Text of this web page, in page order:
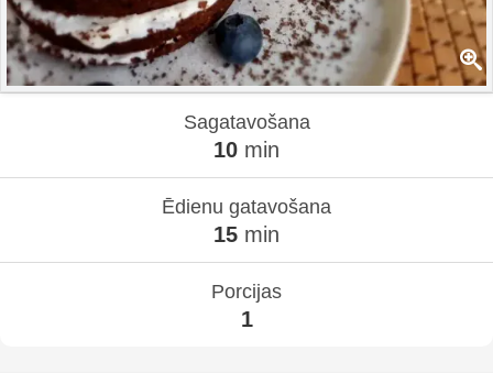
Sagatavošana
10 min
Ēdienu gatavošana
15 min
Porcijas
1